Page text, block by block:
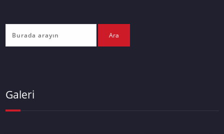
Galeri